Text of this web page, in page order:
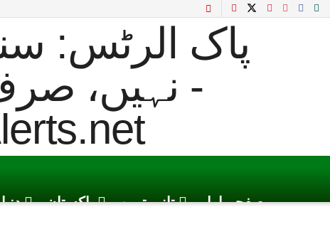
دنیا پاکستان تازہ ترین صفحہ اول